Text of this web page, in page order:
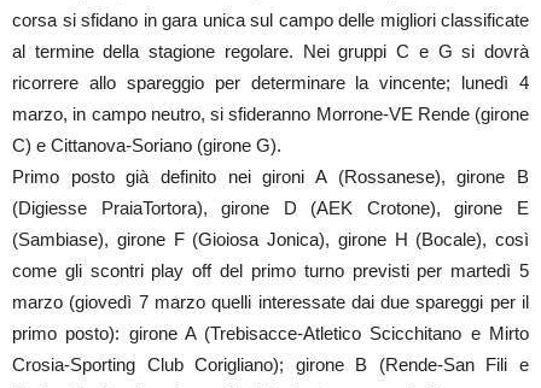
corsa si sfidano in gara unica sul campo delle migliori classificate
al termine della stagione regolare. Nei gruppi C e G si dovrà
ricorrere allo spareggio per determinare la vincente; lunedì 4
marzo, in campo neutro, si sfideranno Morrone-VE Rende (girone
C) e Cittanova-Soriano (girone G).
Primo posto già definito nei gironi A (Rossanese), girone B
(Digiesse PraiaTortora), girone D (AEK Crotone), girone E
(Sambiase), girone F (Gioiosa Jonica), girone H (Bocale), così
come gli scontri play off del primo turno previsti per martedì 5
marzo (giovedì 7 marzo quelli interessate dai due spareggi per il
primo posto): girone A (Trebisacce-Atletico Scicchitano e Mirto
Crosia-Sporting Club Corigliano); girone B (Rende-San Fili e